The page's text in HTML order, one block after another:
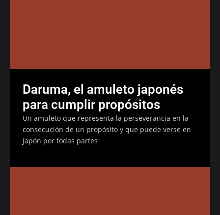
Daruma, el amuleto japonés
para cumplir propósitos
Un amuleto que representa la perseverancia en la
consecución de un propósito y que puede verse en
Japón por todas partes